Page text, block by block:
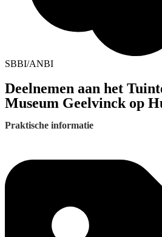
SBBI/ANBI
Deelnemen aan het
Museum Geelvinck op
Praktische informatie